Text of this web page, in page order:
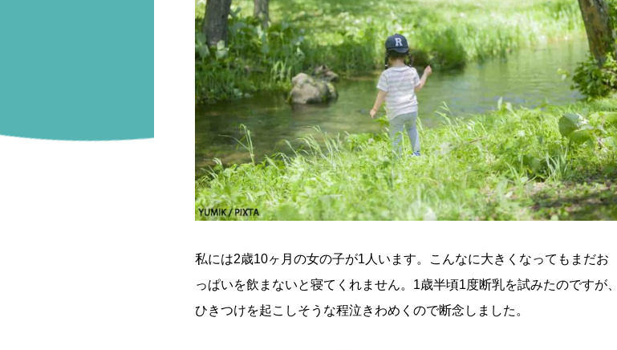
私には2歳10ヶ月の女の子が1人います。こんなに大きくなってもまだお
っぱいを飲まないと寝てくれません。1歳半頃1度断乳を試みたのですが、
ひきつけを起こしそうな程泣きわめくので断念しました。